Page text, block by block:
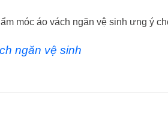
móc áo vách ngăn vệ sinh ưng ý
ngăn vệ sinh